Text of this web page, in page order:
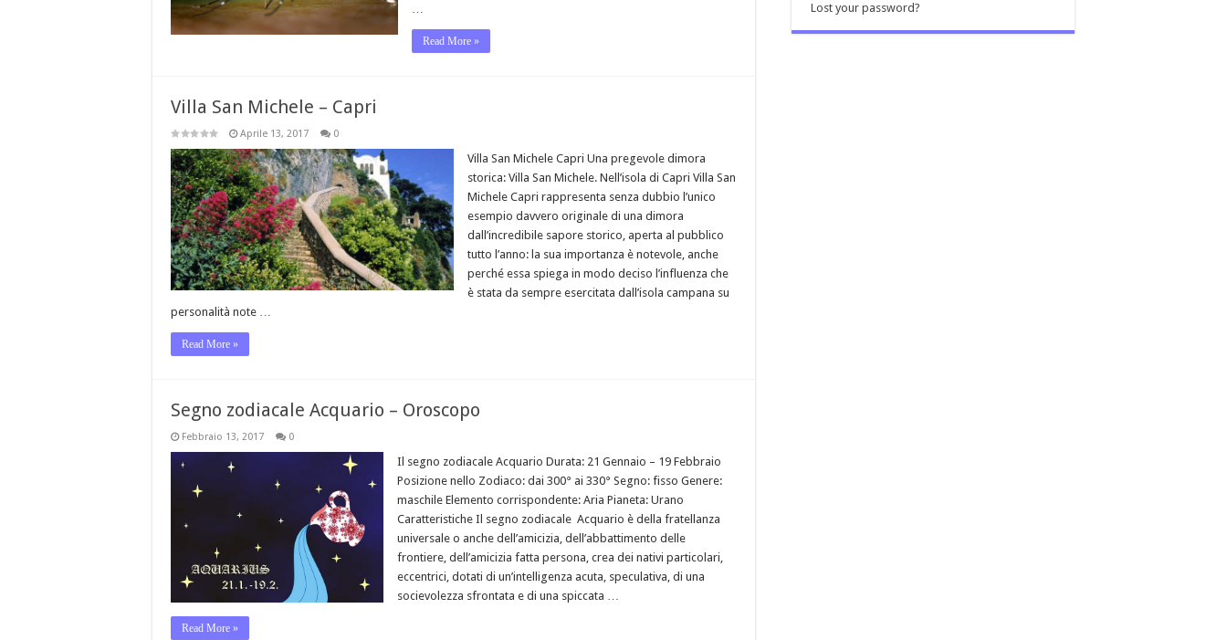
…
Read More »
Villa San Michele – Capri
Aprile 13, 2017 0
Villa San Michele Capri Una pregevole dimora
storica: Villa San Michele. Nell’isola di Capri Villa San
Michele Capri rappresenta senza dubbio l’unico
esempio davvero originale di una dimora
dall’incredibile sapore storico, aperta al pubblico
tutto l’anno: la sua importanza è notevole, anche
perché essa spiega in modo deciso l’influenza che
è stata da sempre esercitata dall’isola campana su
personalità note …
Read More »
Segno zodiacale Acquario – Oroscopo
Febbraio 13, 2017 0
Il segno zodiacale Acquario Durata: 21 Gennaio – 19 Febbraio
Posizione nello Zodiaco: dai 300° ai 330° Segno: fisso Genere:
maschile Elemento corrispondente: Aria Pianeta: Urano
Caratteristiche Il segno zodiacale Acquario è della fratellanza
universale o anche dell’amicizia, dell’abbattimento delle
frontiere, dell’amicizia fatta persona, crea dei nativi particolari,
eccentrici, dotati di un’intelligenza acuta, speculativa, di una
socievolezza sfrontata e di una spiccata …
Read More »
Lost your password?